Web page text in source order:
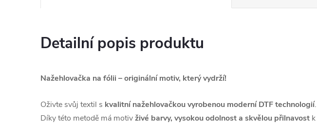
Detailní popis produktu
Nažehlovačka na fólii – originální motiv, který vydrží!
Oživte svůj textil s kvalitní nažehlovačkou vyrobenou moderní DTF technologií.
Díky této metodě má motivživé barvy, vysokou odolnost a skvělou přilnavost k